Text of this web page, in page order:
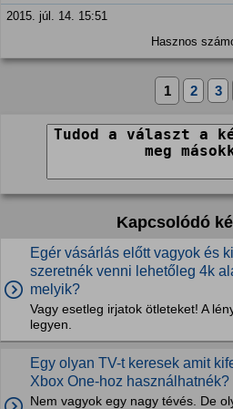
2015. júl. 14. 15:51
Hasznos
1 2 3
Kapcsolódó
Egér vásárlás előtt vagyok és
szeretnék venni lehetőleg 4k
melyik?
Vagy esetleg irjatok ötleteket! A
legyen.
Egy olyan TV-t keresek amit
Xbox One-hoz használhatnék?
Nem vagyok egy nagy tévés. De